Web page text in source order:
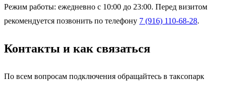
Режим работы: ежедневно с 10:00 до 23:00. Перед визитом
рекомендуется позвонить по телефону 7 (916) 110-68-28.
Контакты и как связаться
По всем вопросам подключения обращайтесь в таксопарк